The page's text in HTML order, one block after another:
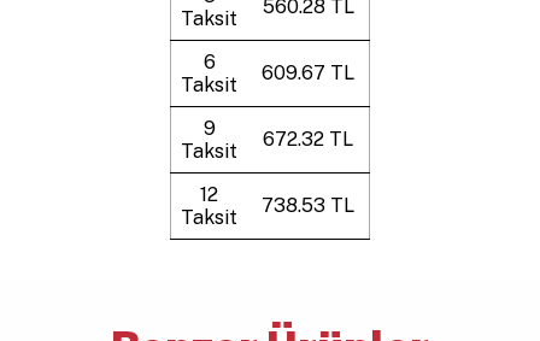
Taksit
560.28 TL
6
Taksit
609.67 TL
9
Taksit
672.32 TL
12
Taksit
738.53 TL